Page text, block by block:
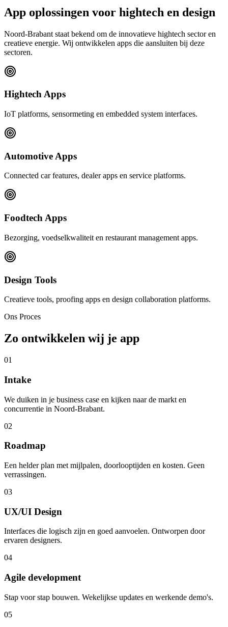
App oplossingen voor hightech en design
Noord-Brabant staat bekend om de innovatieve hightech sector en
creatieve energie. Wij ontwikkelen apps die aansluiten bij deze
sectoren.
Hightech Apps
IoT platforms, sensormeting en embedded system interfaces.
Automotive Apps
Connected car features, dealer apps en service platforms.
Foodtech Apps
Bezorging, voedselkwaliteit en restaurant management apps.
Design Tools
Creatieve tools, proofing apps en design collaboration platforms.
Ons Proces
Zo ontwikkelen wij je app
01
Intake
We duiken in je business case en kijken naar de markt en
concurrentie in Noord-Brabant.
02
Roadmap
Een helder plan met mijlpalen, doorlooptijden en kosten. Geen
verrassingen.
03
UX/UI Design
Interfaces die logisch zijn en goed aanvoelen. Ontworpen door
ervaren designers.
04
Agile development
Stap voor stap bouwen. Wekelijkse updates en werkende demo's.
05